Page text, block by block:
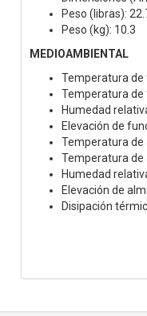
Peso (libras):
Peso (kg): 10.3
MEDIOAMBIENTAL
Temperatura de
Temperatura de
Humedad
Elevación de
Temperatura de
Temperatura de
Humedad
Elevación de
Disipación